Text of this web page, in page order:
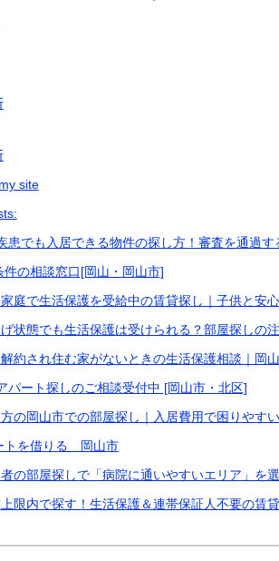
site
患でも入居できる物件の探し方！審査を通過す
の相談窓口[岡山・岡山市]
家庭で生活保護を受給中の賃貸探し｜子供と安
げ状態でも生活保護は受けられる？部屋探しの
約され住む家がないときの生活保護相談｜岡
パート探しのご相談受付中 [岡山市・北区]
の岡山市での部屋探し｜入居費用で困りやす
トを借りる 岡山市
者の部屋探しで「病院に通いやすいエリア」を
上限内で探す！生活保護＆連帯保証人不要の賃